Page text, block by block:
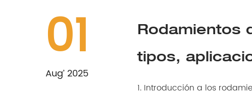
01
Aug’ 2025
Rodamientos
tipos,
1. Introducción a los rodamientos de rodillos 1.1 ¿Qué son